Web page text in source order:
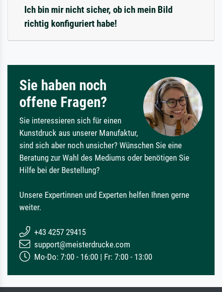
Ich bin mir nicht sicher, ob ich mein Bild
richtig konfiguriert habe!
Sie haben noch
offene Fragen?
Sie interessieren sich für einen
Kunstdruck aus unserer Manufaktur,
sind sich aber noch unsicher? Wünschen Sie eine
Beratung zur Wahl des Mediums oder benötigen Sie
Hilfe bei der Bestellung?
Unsere Expertinnen und Experten helfen Ihnen gerne
weiter.
+43 4257 29415
support@meisterdrucke.com
Mo-Do: 7:00 - 16:00 | Fr: 7:00 - 13:00